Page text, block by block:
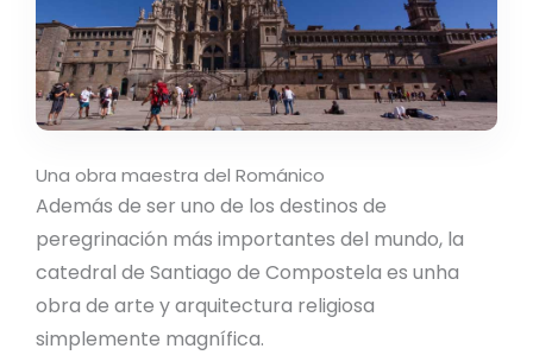
Una obra maestra del Románico
Además de ser uno de los destinos de
peregrinación más importantes del mundo, la
catedral de Santiago de Compostela es unha
obra de arte y arquitectura religiosa
simplemente magnífica.